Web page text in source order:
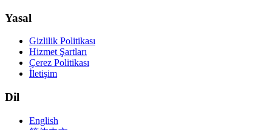
Yasal
Gizlilik Politikası
Hizmet Şartları
Çerez Politikası
İletişim
Dil
English